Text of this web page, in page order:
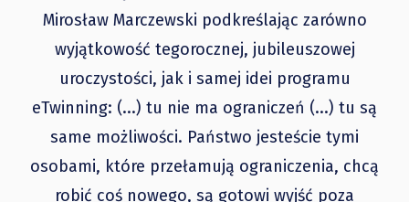
Mirosław Marczewski podkreślając zarówno
wyjątkowość tegorocznej, jubileuszowej
uroczystości, jak i samej idei programu
eTwinning: (...) tu nie ma ograniczeń (...) tu są
same możliwości. Państwo jesteście tymi
osobami, które przełamują ograniczenia, chcą
robić coś nowego, są gotowi wyjść poza